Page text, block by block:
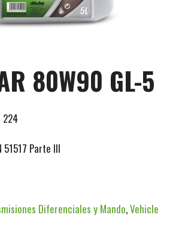
80W90 GL-5
224
51517 Parte III
Diferenciales y Mando,Vehicle